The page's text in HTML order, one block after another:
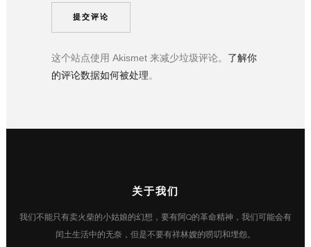
这个站点使用 Akismet 来减少垃圾评论。 了解你
的评论数据如何被处理。
关于我们
我们不能只有卖火柴的小姑娘的幻想，要有阿Q的革命精神，我们可能会有
闰土生活中的无奈，但是不要有祥林嫂的唠叨和埋怨。